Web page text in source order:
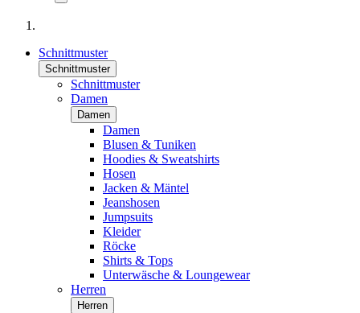
Schnittmuster
Schnittmuster
Schnittmuster
Damen
Damen
Damen
Blusen & Tuniken
Hoodies & Sweatshirts
Hosen
Jacken & Mäntel
Jeanshosen
Jumpsuits
Kleider
Röcke
Shirts & Tops
Unterwäsche & Loungewear
Herren
Herren